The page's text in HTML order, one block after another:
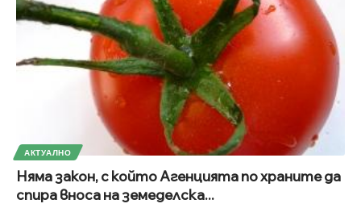
АКТУАЛНО
Няма закон, с който Агенцията по храните да
спира вноса на земеделска...